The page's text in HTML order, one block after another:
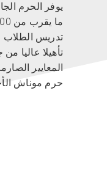
يوفر الحرم
تدريس الطلاب
تأهيلا عاليا
المعايير
حرم موناش